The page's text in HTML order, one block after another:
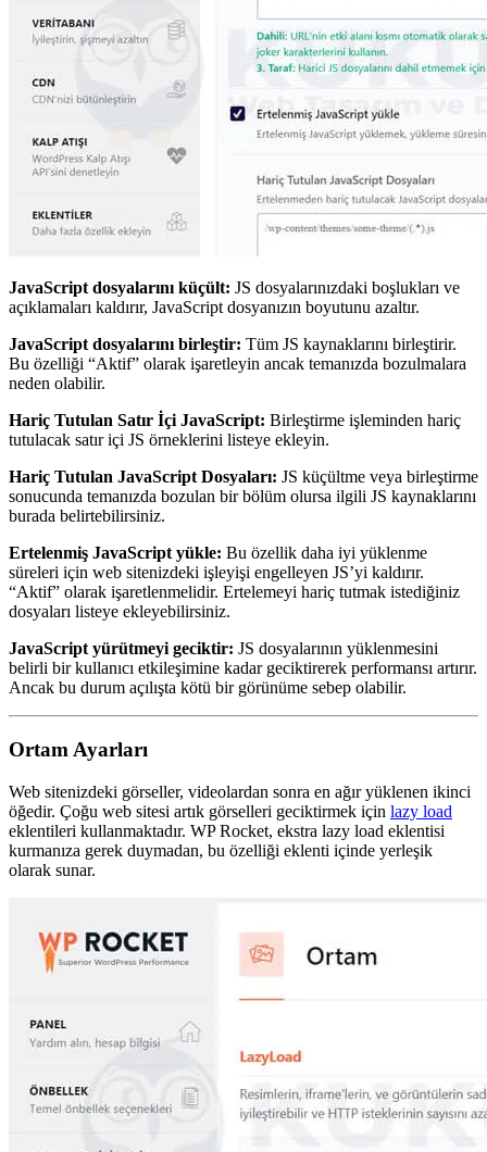
JavaScript dosyalarını küçült: JS dosyalarınızdaki boşlukları ve
açıklamaları kaldırır, JavaScript dosyanızın boyutunu azaltır.
JavaScript dosyalarını birleştir: Tüm JS kaynaklarını birleştirir.
Bu özelliği “Aktif” olarak işaretleyin ancak temanızda bozulmalara
neden olabilir.
Hariç Tutulan Satır İçi JavaScript: Birleştirme işleminden hariç
tutulacak satır içi JS örneklerini listeye ekleyin.
Hariç Tutulan JavaScript Dosyaları: JS küçültme veya birleştirme
sonucunda temanızda bozulan bir bölüm olursa ilgili JS kaynaklarını
burada belirtebilirsiniz.
Ertelenmiş JavaScript yükle: Bu özellik daha iyi yüklenme
süreleri için web sitenizdeki işleyişi engelleyen JS’yi kaldırır.
“Aktif” olarak işaretlenmelidir. Ertelemeyi hariç tutmak istediğiniz
dosyaları listeye ekleyebilirsiniz.
JavaScript yürütmeyi geciktir: JS dosyalarının yüklenmesini
belirli bir kullanıcı etkileşimine kadar geciktirerek performansı artırır.
Ancak bu durum açılışta kötü bir görünüme sebep olabilir.
Ortam Ayarları
Web sitenizdeki görseller, videolardan sonra en ağır yüklenen ikinci
öğedir. Çoğu web sitesi artık görselleri geciktirmek için lazy load
eklentileri kullanmaktadır. WP Rocket, ekstra lazy load eklentisi
kurmanıza gerek duymadan, bu özelliği eklenti içinde yerleşik
olarak sunar.